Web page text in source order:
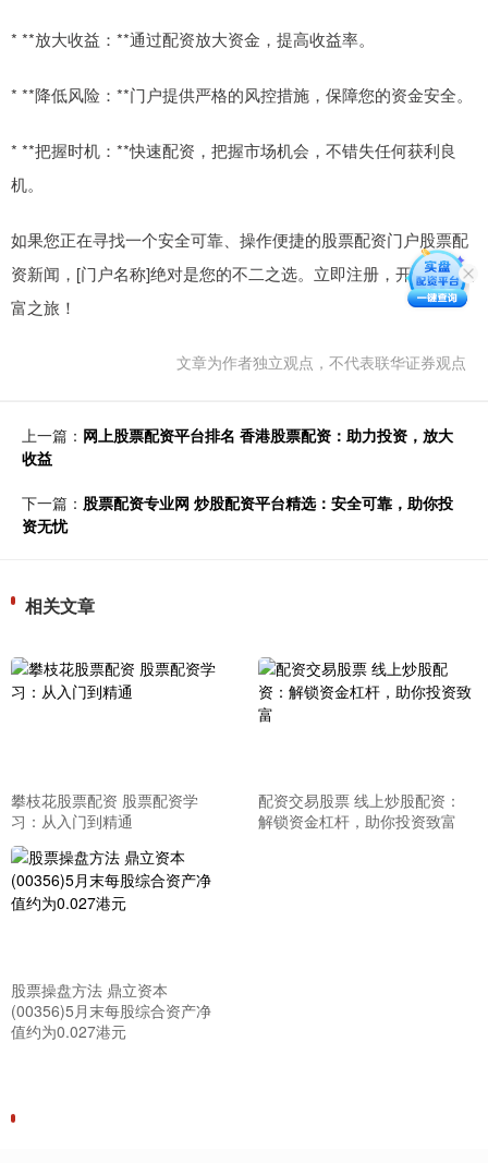
* **放大收益：**通过配资放大资金，提高收益率。
* **降低风险：**门户提供严格的风控措施，保障您的资金安全。
* **把握时机：**快速配资，把握市场机会，不错失任何获利良
机。
如果您正在寻找一个安全可靠、操作便捷的股票配资门户股票配
资新闻，[门户名称]绝对是您的不二之选。立即注册，开启您的财
富之旅！
文章为作者独立观点，不代表联华证券观点
上一篇： 网上股票配资平台排名 香港股票配资：助力投资，放大
收益
下一篇： 股票配资专业网 炒股配资平台精选：安全可靠，助你投
资无忧
相关文章
攀枝花股票配资 股票配资学
习：从入门到精通
配资交易股票 线上炒股配资：
解锁资金杠杆，助你投资致富
股票操盘方法 鼎立资本
(00356)5月末每股综合资产净
值约为0.027港元